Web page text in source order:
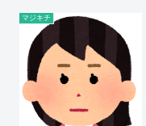
マジキチ